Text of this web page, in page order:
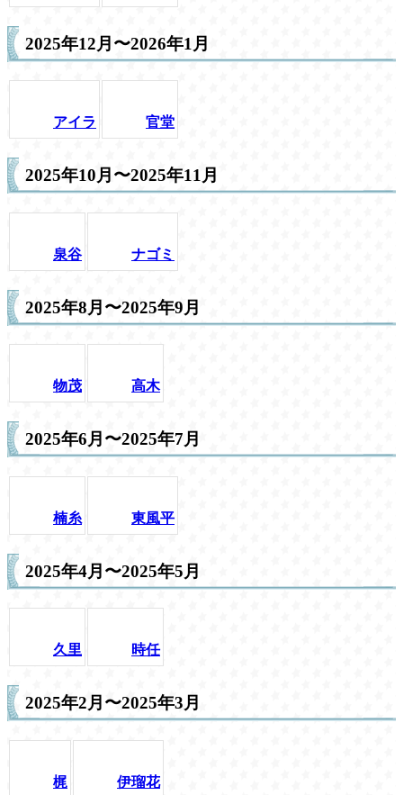
2025年12月〜2026年1月
アイラ 官堂
2025年10月〜2025年11月
泉谷 ナゴミ
2025年8月〜2025年9月
物茂 高木
2025年6月〜2025年7月
楠糸 東風平
2025年4月〜2025年5月
久里 時任
2025年2月〜2025年3月
梶 伊瑠花